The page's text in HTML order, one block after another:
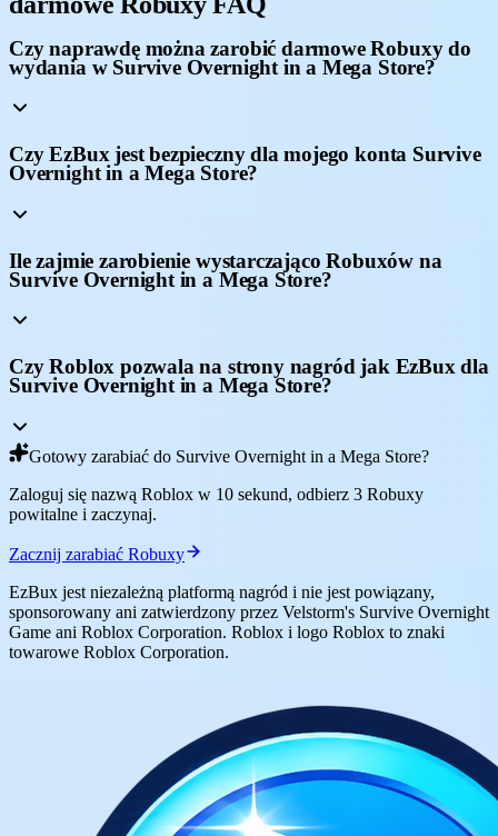
Czy naprawdę można zarobić darmowe Robuxy do
wydania w Survive Overnight in a Mega Store?
Czy EzBux jest bezpieczny dla mojego konta Survive
Overnight in a Mega Store?
Ile zajmie zarobienie wystarczająco Robuxów na
Survive Overnight in a Mega Store?
Czy Roblox pozwala na strony nagród jak EzBux dla
Survive Overnight in a Mega Store?
Gotowy zarabiać do Survive Overnight in a Mega Store?
Zaloguj się nazwą Roblox w 10 sekund, odbierz 3 Robuxy
powitalne i zaczynaj.
Zacznij zarabiać Robuxy
EzBux jest niezależną platformą nagród i nie jest powiązany,
sponsorowany ani zatwierdzony przez Velstorm's Survive Overnight
Game ani Roblox Corporation. Roblox i logo Roblox to znaki
towarowe Roblox Corporation.